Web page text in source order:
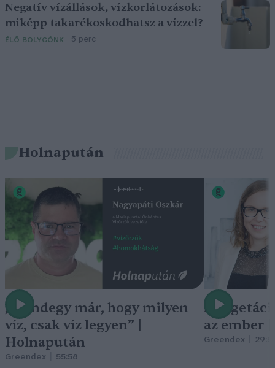
Negatív vízállások, vízkorlátozások:
miképp takarékoskodhatsz a vízzel?
ÉLŐ BOLYGÓNK 5 perc
Holnapután
„Mindegy már, hogy milyen
víz, csak víz legyen” |
Holnapután
Greendex 55:58
A
az ember
Greendex